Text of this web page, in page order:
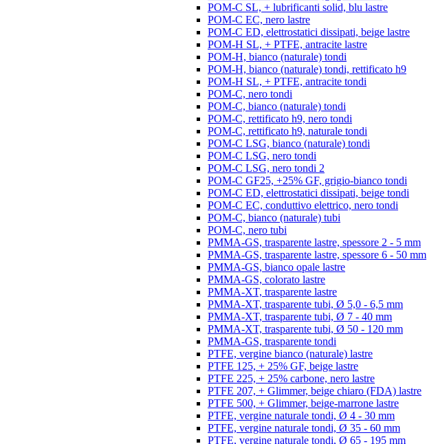
POM-C SL, + lubrificanti solid, blu lastre
POM-C EC, nero lastre
POM-C ED, elettrostatici dissipati, beige lastre
POM-H SL, + PTFE, antracite lastre
POM-H, bianco (naturale) tondi
POM-H, bianco (naturale) tondi, rettificato h9
POM-H SL, + PTFE, antracite tondi
POM-C, nero tondi
POM-C, bianco (naturale) tondi
POM-C, rettificato h9, nero tondi
POM-C, rettificato h9, naturale tondi
POM-C LSG, bianco (naturale) tondi
POM-C LSG, nero tondi
POM-C LSG, nero tondi 2
POM-C GF25, +25% GF, grigio-bianco tondi
POM-C ED, elettrostatici dissipati, beige tondi
POM-C EC, conduttivo elettrico, nero tondi
POM-C, bianco (naturale) tubi
POM-C, nero tubi
PMMA-GS, trasparente lastre, spessore 2 - 5 mm
PMMA-GS, trasparente lastre, spessore 6 - 50 mm
PMMA-GS, bianco opale lastre
PMMA-GS, colorato lastre
PMMA-XT, trasparente lastre
PMMA-XT, trasparente tubi, Ø 5,0 - 6,5 mm
PMMA-XT, trasparente tubi, Ø 7 - 40 mm
PMMA-XT, trasparente tubi, Ø 50 - 120 mm
PMMA-GS, trasparente tondi
PTFE, vergine bianco (naturale) lastre
PTFE 125, + 25% GF, beige lastre
PTFE 225, + 25% carbone, nero lastre
PTFE 207, + Glimmer, beige chiaro (FDA) lastre
PTFE 500, + Glimmer, beige-marrone lastre
PTFE, vergine naturale tondi, Ø 4 - 30 mm
PTFE, vergine naturale tondi, Ø 35 - 60 mm
PTFE, vergine naturale tondi, Ø 65 - 195 mm